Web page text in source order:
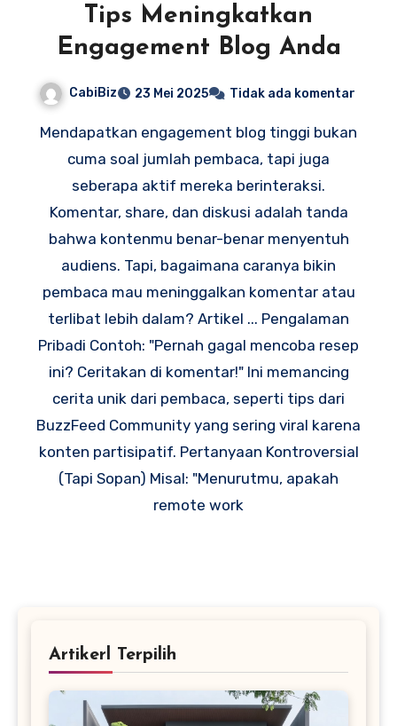
Tips Meningkatkan
Engagement Blog Anda
CabiBiz 23 Mei 2025 Tidak ada komentar
Mendapatkan engagement blog tinggi bukan
cuma soal jumlah pembaca, tapi juga
seberapa aktif mereka berinteraksi.
Komentar, share, dan diskusi adalah tanda
bahwa kontenmu benar-benar menyentuh
audiens. Tapi, bagaimana caranya bikin
pembaca mau meninggalkan komentar atau
terlibat lebih dalam? Artikel ... Pengalaman
Pribadi Contoh: "Pernah gagal mencoba resep
ini? Ceritakan di komentar!" Ini memancing
cerita unik dari pembaca, seperti tips dari
BuzzFeed Community yang sering viral karena
konten partisipatif. Pertanyaan Kontroversial
(Tapi Sopan) Misal: "Menurutmu, apakah
remote work
Artikerl Terpilih